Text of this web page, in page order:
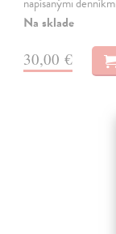
Na sklade
30,00 €